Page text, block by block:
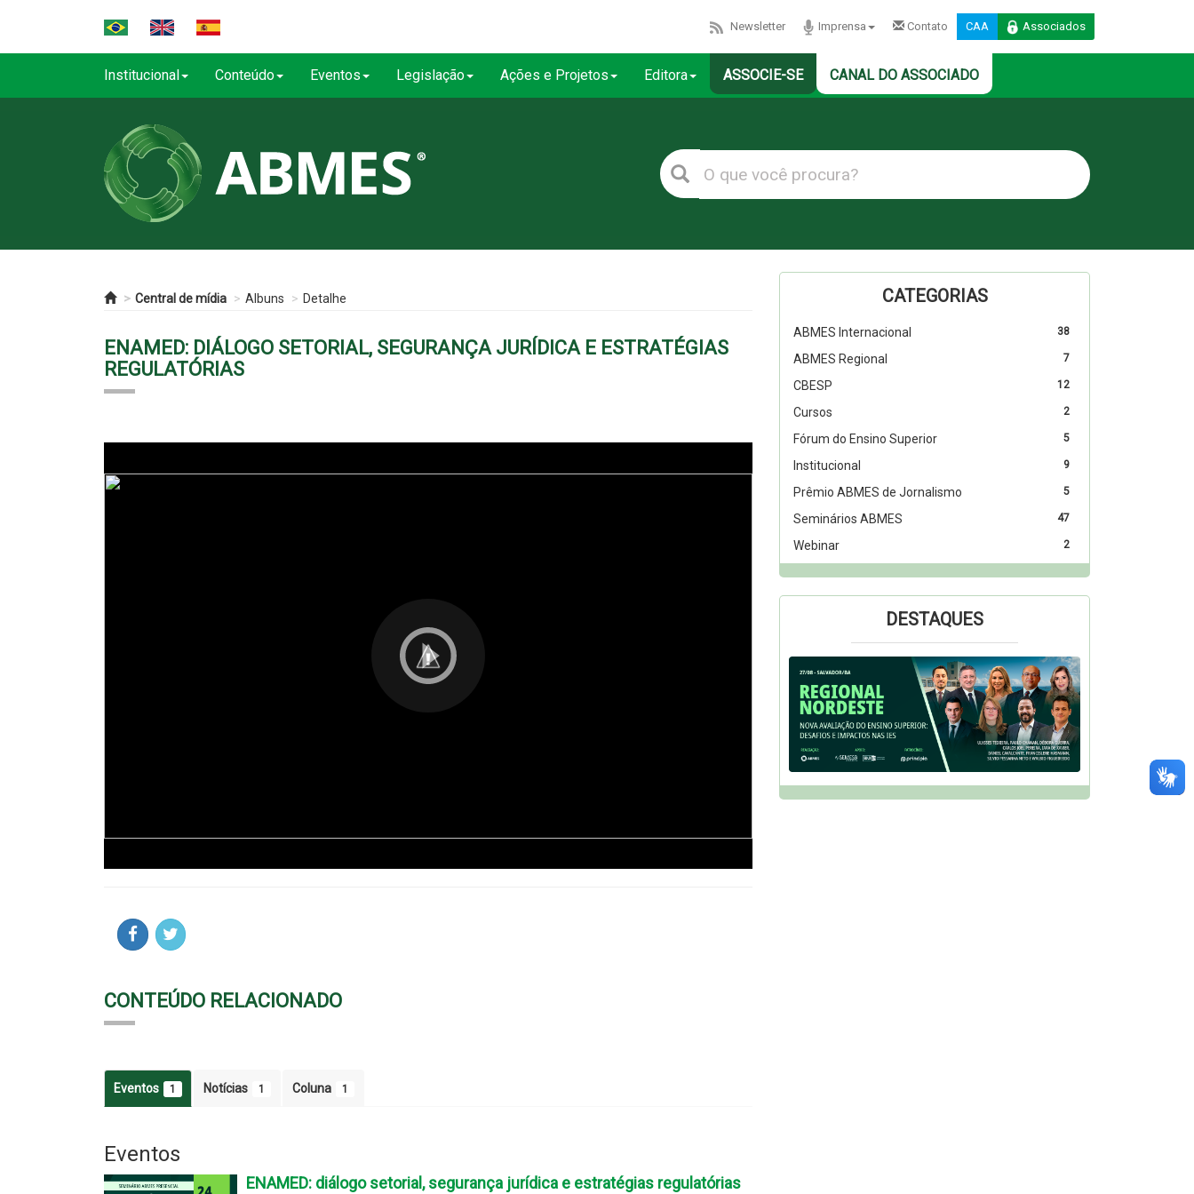
Newsletter Imprensa Contato CAA Associados
Institucional Conteúdo Eventos Legislação Ações e Projetos Editora ASSOCIE-SE CANAL DO ASSOCIADO
Central de mídia Albuns Detalhe
ENAMED: DIÁLOGO SETORIAL, SEGURANÇA JURÍDICA E ESTRATÉGIAS
REGULATÓRIAS
CONTEÚDO RELACIONADO
Eventos 1 Notícias 1 Coluna 1
Eventos
ENAMED: diálogo setorial, segurança jurídica e estratégias regulatórias
CATEGORIAS
38
ABMES Internacional
7
ABMES Regional
12
CBESP
2
Cursos
5
Fórum do Ensino Superior
9
Institucional
5
Prêmio ABMES de Jornalismo
47
Seminários ABMES
2
Webinar
DESTAQUES